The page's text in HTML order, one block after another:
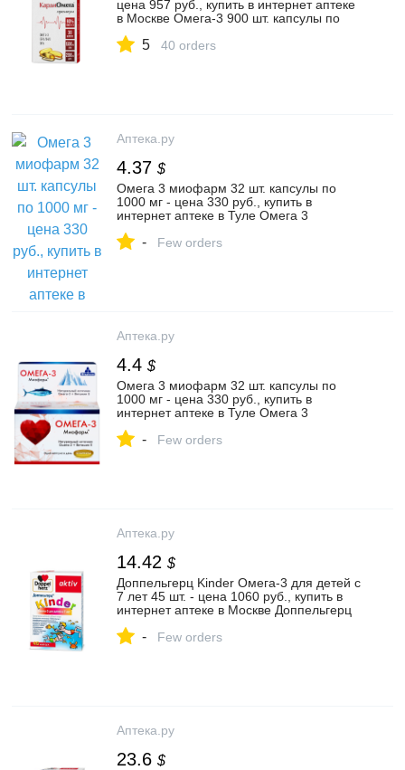
цена 957 руб., купить в интернет аптеке
в Москве Омега-3 900 шт. капсулы по
5 40 orders
Аптека.ру
4.37 $
Омега 3 миофарм 32 шт. капсулы по
1000 мг - цена 330 руб., купить в
интернет аптеке в Туле Омега 3
инструкция по применению
- Few orders
Аптека.ру
4.4 $
Омега 3 миофарм 32 шт. капсулы по
1000 мг - цена 330 руб., купить в
интернет аптеке в Туле Омега 3
инструкция по применению
- Few orders
Аптека.ру
14.42 $
Доппельгерц Kinder Омега-3 для детей с
7 лет 45 шт. - цена 1060 руб., купить в
интернет аптеке в Москве Доппельгерц
инструкция по применению
- Few orders
Аптека.ру
23.6 $